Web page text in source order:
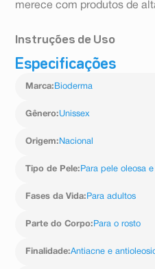
merece com produtos de
Instruções de Uso
Usa de manhã ou noite.
gentilmente.
Especificações
Marca: Bioderma
Gênero:Unissex
Origem: Nacional
Tipo de Pele: Para pele oleosa
Fases da Vida: Para adultos
Parte do Corpo: Para o rosto
Finalidade:Antiacne e